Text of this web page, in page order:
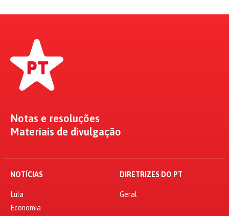
Notas e resoluções
Materiais de divulgação
NOTÍCIAS
Lula
Economia
DIRETRIZES DO PT
Geral